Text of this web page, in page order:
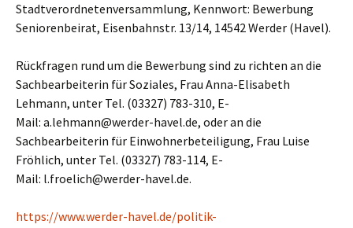
Stadtverordnetenversammlung, Kennwort: Bewerbung
Seniorenbeirat, Eisenbahnstr. 13/14, 14542 Werder (Havel).
Rückfragen rund um die Bewerbung sind zu richten an die
Sachbearbeiterin für Soziales, Frau Anna-Elisabeth
Lehmann, unter Tel. (03327) 783-310, E-
Mail: a.lehmann@werder-havel.de, oder an die
Sachbearbeiterin für Einwohnerbeteiligung, Frau Luise
Fröhlich, unter Tel. (03327) 783-114, E-
Mail: l.froelich@werder-havel.de.
https://www.werder-havel.de/politik-